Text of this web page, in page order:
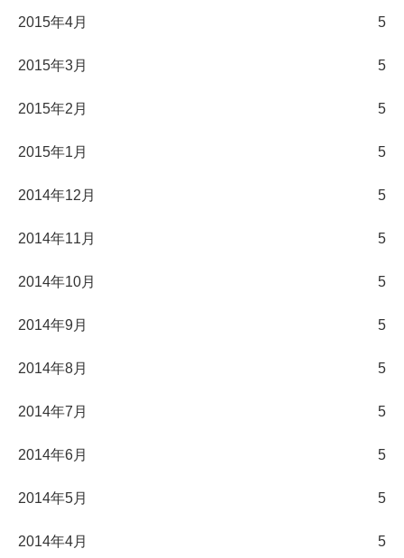
2015年4月 5
2015年3月 5
2015年2月 5
2015年1月 5
2014年12月 5
2014年11月 5
2014年10月 5
2014年9月 5
2014年8月 5
2014年7月 5
2014年6月 5
2014年5月 5
2014年4月 5